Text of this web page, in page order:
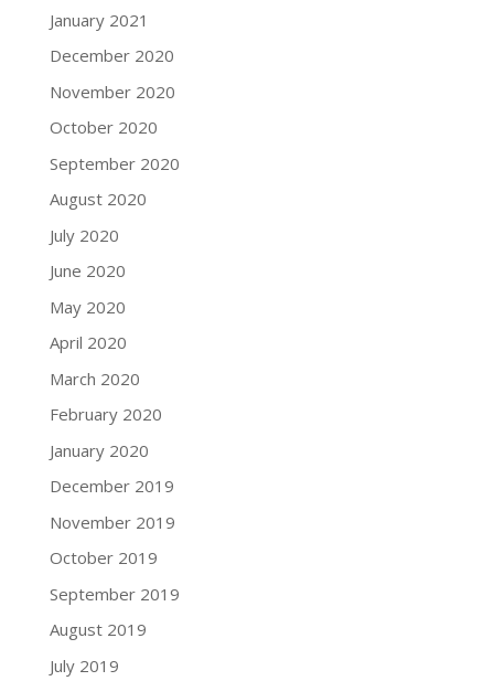
January 2021
December 2020
November 2020
October 2020
September 2020
August 2020
July 2020
June 2020
May 2020
April 2020
March 2020
February 2020
January 2020
December 2019
November 2019
October 2019
September 2019
August 2019
July 2019